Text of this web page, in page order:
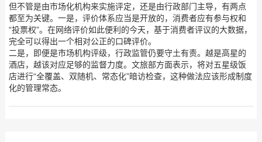
但不管是由市场化机构来实施评定，还是由行政部门主导，有两点
都至为关键。一是，评价体系应当是开放的，消费者应有参与权和
“投票权”。在网络评价如此便利的今天，基于消费者评议的大数据，
完全可以得出一个相对公正的口碑评价。
二是，即便是市场机构评级，行政监管仍要守土有责。越是高星的
酒店，越该对应足够的监督力度。文旅部方面表示，将对五星级饭
店进行“全覆盖、双随机、常态化”暗访检查，这种做法应该形成制度
化的管理常态。